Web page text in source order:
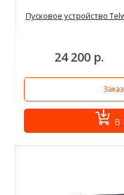
Пусковое устройство
24 200 р.
В